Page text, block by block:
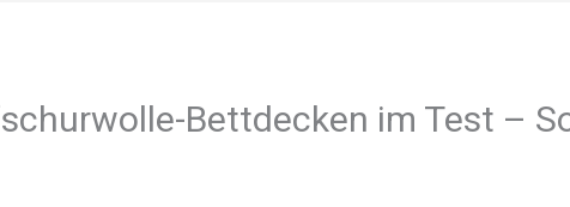
Bettdecken im Test –